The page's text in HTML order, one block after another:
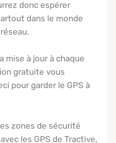
donc espérer
dans le monde
mise à jour à chaque
gratuite vous
pour garder le GPS à
zones de sécurité
les GPS de Tractive,